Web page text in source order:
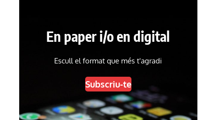
En paper i/o en digital
Escull el format que més t'agradi
Subscriu-te